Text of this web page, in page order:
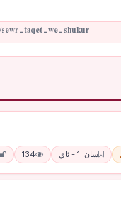
سان: 1 - ئاي 134